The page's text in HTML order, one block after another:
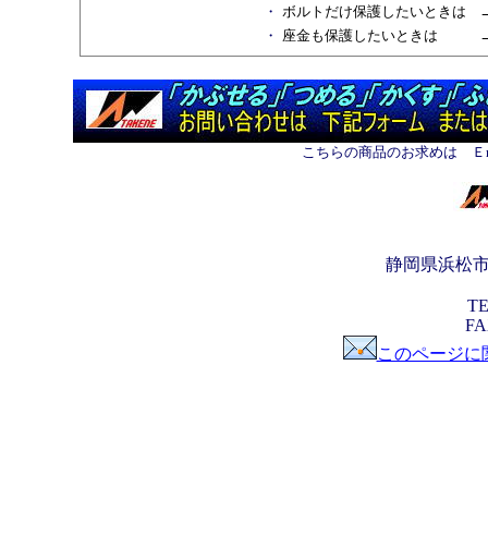
・ ボルトだけ保護したいときは
・
座金も保護したいときは
こちらの商品のお求めは
静岡県浜松
このページに